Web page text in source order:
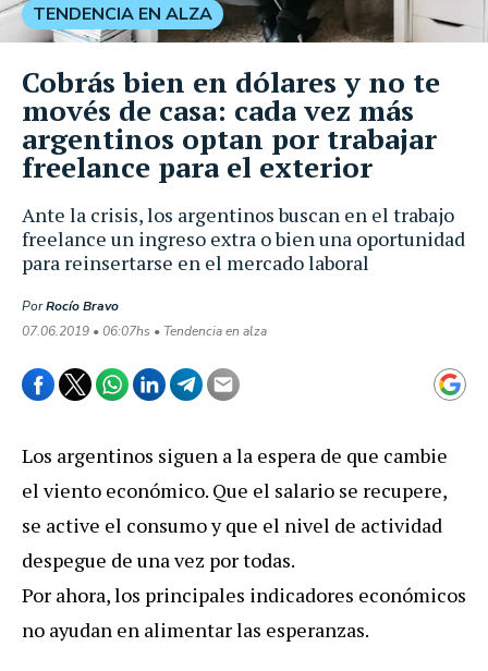
Ante la crisis, los argentinos buscan en el trabajo
freelance un ingreso extra o bien una oportunidad
para reinsertarse en el mercado laboral
PorRocío Bravo
07.06.2019 • 06:07hs • Tendencia en alza
TENDENCIA EN ALZA
Cobrás bien en dólares y no te
movés de casa: cada vez más
argentinos optan por trabajar
freelance para el exterior
Los argentinos siguen a la espera de que cambie
el viento económico. Que el salario se recupere,
se active el consumo y que el nivel de actividad
despegue de una vez por todas.
Por ahora, los principales indicadores económicos
no ayudan en alimentar las esperanzas.